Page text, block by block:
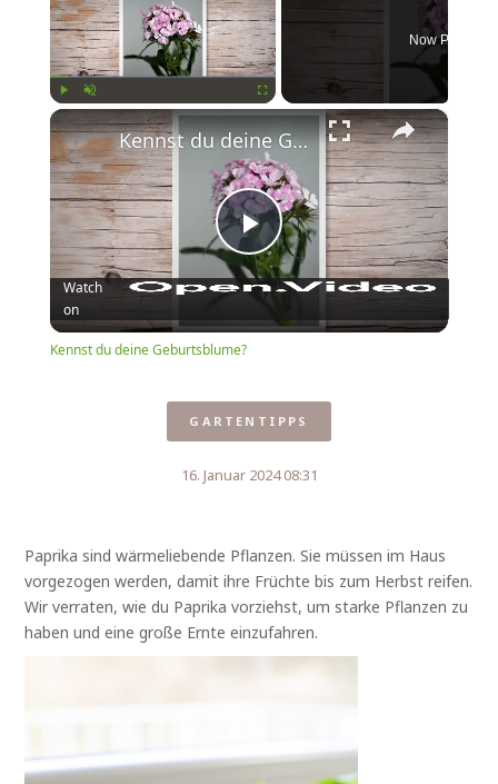
Fullscreen
Now Playing
×
Play
Video
Kennst du deine Geburtsblume?
Watch
on
Kennst du deine Geburtsblume?
GARTENTIPPS
16. Januar 2024 08:31
Paprika sind wärmeliebende Pflanzen. Sie müssen im Haus
vorgezogen werden, damit ihre Früchte bis zum Herbst reifen.
Wir verraten, wie du Paprika vorziehst, um starke Pflanzen zu
haben und eine große Ernte einzufahren.